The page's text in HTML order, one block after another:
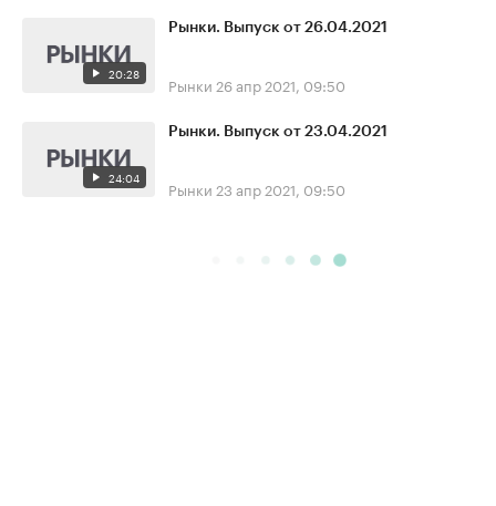
20:28
Рынки. Выпуск от 26.04.2021
Рынки 26 апр 2021, 09:50
24:04
Рынки. Выпуск от 23.04.2021
Рынки 23 апр 2021, 09:50